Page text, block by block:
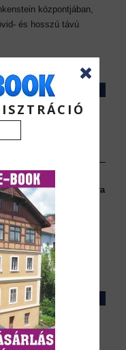
központjában,
és hosszú távú
többgenerációs
két család számára
ház két külön
teraszokkal és
2025-ös